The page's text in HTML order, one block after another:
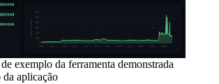
exemplo da ferramenta demonstrada
aplicação